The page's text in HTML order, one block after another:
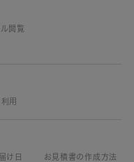
閲覧
用
け日 お見積書の作成方法